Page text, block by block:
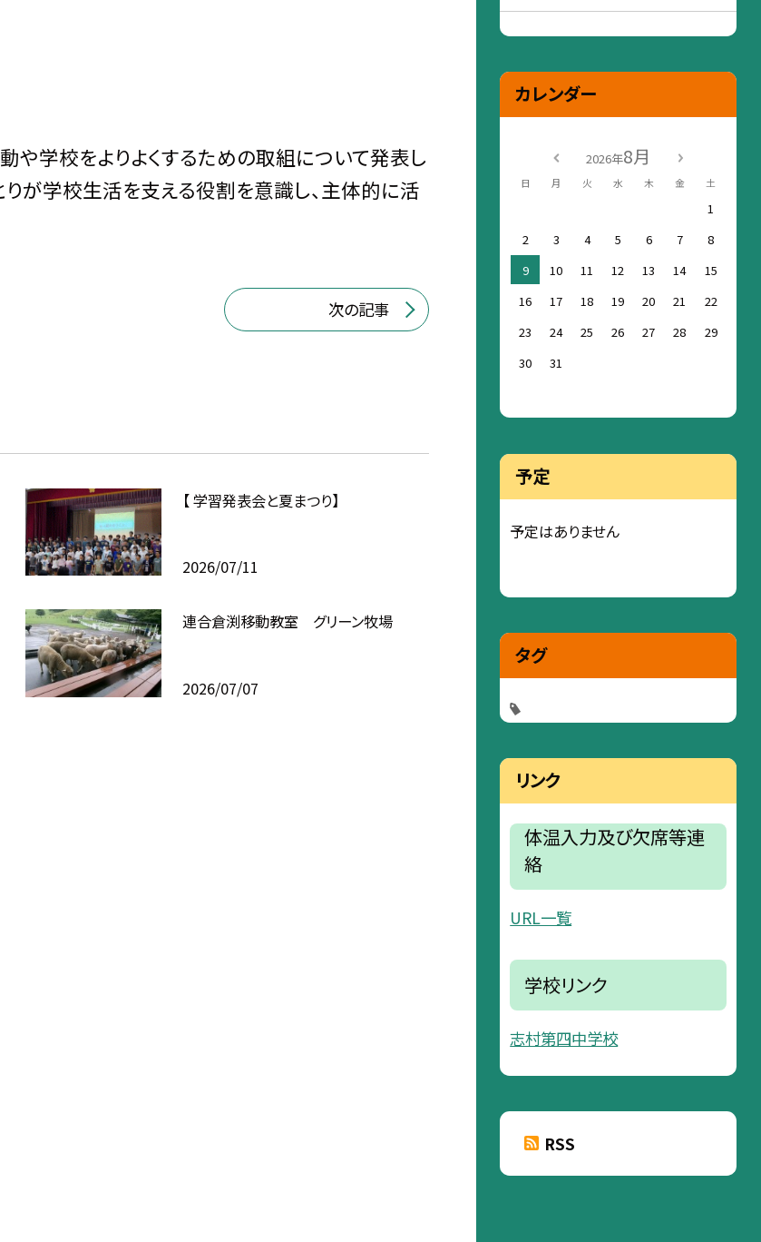
学校をよりよくするための取組について発表し
が学校生活を支える役割を意識し、主体的に活
次の記事
【 学習発表会と夏まつり】
2026/07/11
連合倉渕移動教室 グリーン牧場
2026/07/07
カレンダー
2026年8月
日 月 火 水 木 金 土
1
2
3 4 5 6 7
8
9
10 11 12 13 14
15
16
17 18 19 20 21
22
23
24 25 26 27 28
29
30
31
予定
予定はありません
タグ
リンク
体温入力及び欠席等連
絡
URL一覧
学校リンク
志村第四中学校
RSS